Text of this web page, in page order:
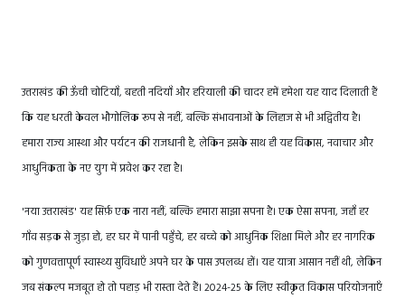
उत्तराखंड की ऊँची चोटियाँ, बहती नदियाँ और हरियाली की चादर हमें हमेशा यह याद दिलाती हैं
कि यह धरती केवल भौगोलिक रूप से नहीं, बल्कि संभावनाओं के लिहाज से भी अद्वितीय है।
हमारा राज्य आस्था और पर्यटन की राजधानी है, लेकिन इसके साथ ही यह विकास, नवाचार और
आधुनिकता के नए युग में प्रवेश कर रहा है।
'नया उत्तराखंड' यह सिर्फ़ एक नारा नहीं, बल्कि हमारा साझा सपना है। एक ऐसा सपना, जहाँ हर
गाँव सड़क से जुड़ा हो, हर घर में पानी पहुँचे, हर बच्चे को आधुनिक शिक्षा मिले और हर नागरिक
को गुणवत्तापूर्ण स्वास्थ्य सुविधाएँ अपने घर के पास उपलब्ध हों। यह यात्रा आसान नहीं थी, लेकिन
जब संकल्प मजबूत हो तो पहाड़ भी रास्ता देते हैं। 2024-25 के लिए स्वीकृत विकास परियोजनाएँ